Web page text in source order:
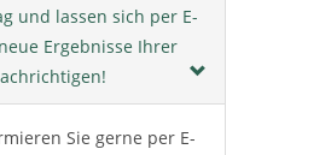
und lassen sich per E-
Ergebnisse Ihrer
Sie gerne per E-